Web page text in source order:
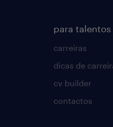
para talentos
carreiras
dicas de
cv builder
contactos